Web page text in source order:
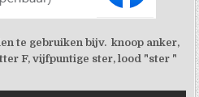
te gebruiken bijv. knoop anker,
F, vijfpuntige ster, lood "ster "